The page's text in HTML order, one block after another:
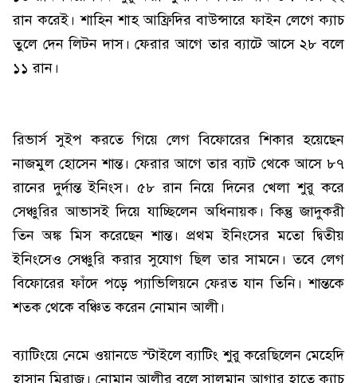
রান করেই। শাহিন শাহ আফ্রিদির বাউন্সারে ফাইন লেগে ক্যাচ
তুলে দেন লিটন দাস। ফেরার আগে তার ব্যাটে আসে ২৮ বলে
১১ রান।
রিভার্স সুইপ করতে গিয়ে লেগ বিফোরের শিকার হয়েছেন
নাজমুল হোসেন শান্ত। ফেরার আগে তার ব্যাট থেকে আসে ৮৭
রানের দুর্দান্ত ইনিংস। ৫৮ রান নিয়ে দিনের খেলা শুরু করে
সেঞ্চুরির আভাসই দিয়ে যাচ্ছিলেন অধিনায়ক। কিন্তু জাদুকরী
তিন অঙ্ক মিস করেছেন শান্ত। প্রথম ইনিংসের মতো দ্বিতীয়
ইনিংসেও সেঞ্চুরি করার সুযোগ ছিল তার সামনে। তবে লেগ
বিফোরের ফাঁদে পড়ে প্যাভিলিয়নে ফেরত যান তিনি। শান্তকে
শতক থেকে বঞ্চিত করেন নোমান আলী।
ব্যাটিংয়ে নেমে ওয়ানডে স্টাইলে ব্যাটিং শুরু করেছিলেন মেহেদি
হাসান মিরাজ। নোমান আলীর বলে সালমান আগার হাতে ক্যাচ